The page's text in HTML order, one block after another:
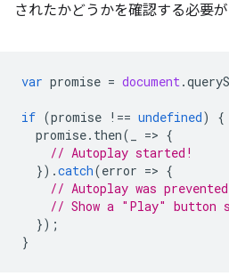
されたかどうかを確認する必要が
var promise = document .
if (promise !== undefined)
{
promise. then( => {
// Autoplay started!
}).catch(error => {
// Autoplay was
// Show a "Play" button
});
}